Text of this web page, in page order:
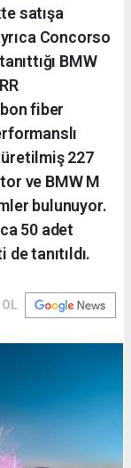
satışa
Concorso
BMW
fiber
227
ve BMW M
bulunuyor.
50 adet
tanıtıldı.
OL